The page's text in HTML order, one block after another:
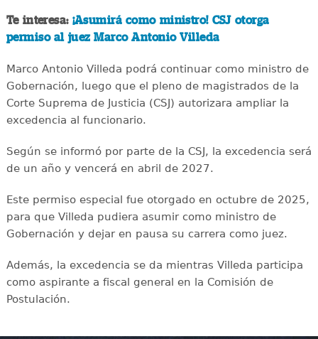
Te interesa: ¡Asumirá como ministro! CSJ otorga
permiso al juez Marco Antonio Villeda
Marco Antonio Villeda podrá continuar como ministro de
Gobernación, luego que el pleno de magistrados de la
Corte Suprema de Justicia (CSJ) autorizara ampliar la
excedencia al funcionario.
Según se informó por parte de la CSJ, la excedencia será
de un año y vencerá en abril de 2027.
Este permiso especial fue otorgado en octubre de 2025,
para que Villeda pudiera asumir como ministro de
Gobernación y dejar en pausa su carrera como juez.
Además, la excedencia se da mientras Villeda participa
como aspirante a fiscal general en la Comisión de
Postulación.